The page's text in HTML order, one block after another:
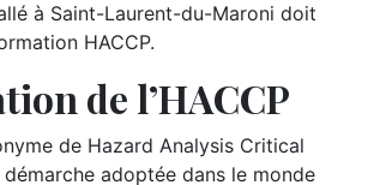
à Saint-Laurent-du-Maroni doit
HACCP.
de l’HACCP
de Hazard Analysis Critical
démarche adoptée dans le monde